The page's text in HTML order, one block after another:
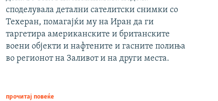
споделувала детални сателитски снимки со
Техеран, помагајќи му на Иран да ги
таргетира американските и британските
воени објекти и нафтените и гасните полиња
во регионот на Заливот и на други места.
прочитај повеќе